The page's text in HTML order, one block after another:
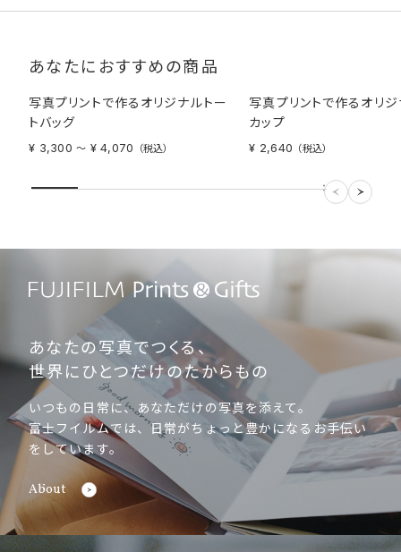
せん。
中国地方及び離島だとプラス1〜2日かかります。
商品は仕上がり次第順次発送いたしますが、祭日や祝日が重なる
ます。
メール便はポスト投函となります。お届け日が土日祝日の場合は
の特性上、確実なお届け日をお約束できかねます。お急ぎの方は
納期短縮のご要望は承りかねますので余裕をもってご注文くださ
コンビニ受け取りについて商品の受け取り可能時間は受け取り予
写真店受け取りについて、受け取り予定日はあくまで目安になりま
す。配送拠点・ルートの都合上、お届け日が「宅配便」「コンビニで
受け取り」より遅くなります。また、お届け予定日が店舗休業日の
場合は受け取りができません。
ハーフサイズプリントについて、アルバムとセットでご購入の場合、
納期がプラス1日となります。
あなたにおすすめの商品
写真プリントで作るオリジナルトー
トバッグ
¥ 3,300 〜 ¥ 4,070 （税込）
写真プリントで作るオリ
カップ
¥ 2,640 （税込）
あなたの写真でつくる、
世界にひとつだけのたからもの
いつもの日常に、あなただけの写真を添えて。
富士フイルムでは、日常がちょっと豊かになるお手伝い
をしています。
About